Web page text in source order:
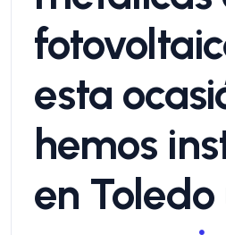
esta
hemos
en Toledo